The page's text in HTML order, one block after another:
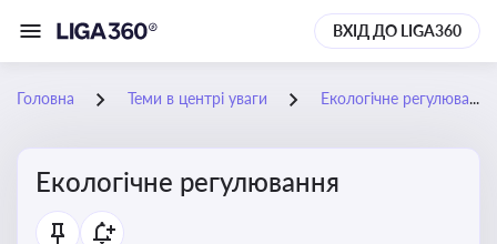
ВХІД ДО LIGA360
Головна Теми в центрі уваги Екологічне регулювання
Екологічне регулювання